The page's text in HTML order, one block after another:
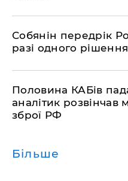
​Собянін передрік
разі одного
​Половина КАБів
аналітик розвінчав
зброї РФ
Більше